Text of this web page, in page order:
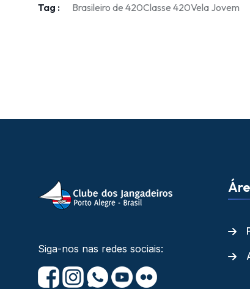
Tag : Brasileiro de 420Classe 420Vela Jovem
Siga-nos nas redes sociais: